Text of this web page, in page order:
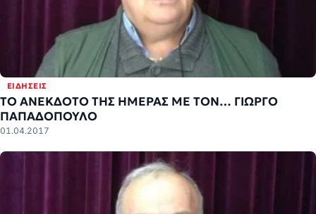
ΕΙΔΉΣΕΙΣ
ΤΟ ΑΝΕΚΔΟΤΟ ΤΗΣ ΗΜΕΡΑΣ ΜΕ ΤΟΝ… ΓΙΩΡΓΟ
ΠΑΠΑΔΟΠΟΥΛΟ
01.04.2017